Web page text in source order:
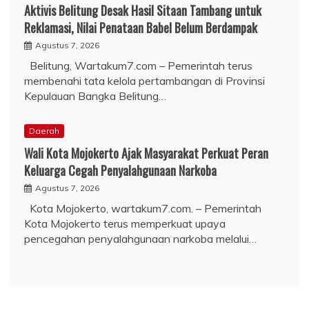
Aktivis Belitung Desak Hasil Sitaan Tambang untuk
Reklamasi, Nilai Penataan Babel Belum Berdampak
Agustus 7, 2026
Belitung, Wartakum7.com – Pemerintah terus
membenahi tata kelola pertambangan di Provinsi
Kepulauan Bangka Belitung…
Daerah
Wali Kota Mojokerto Ajak Masyarakat Perkuat Peran
Keluarga Cegah Penyalahgunaan Narkoba
Agustus 7, 2026
Kota Mojokerto, wartakum7.com. – Pemerintah
Kota Mojokerto terus memperkuat upaya
pencegahan penyalahgunaan narkoba melalui…